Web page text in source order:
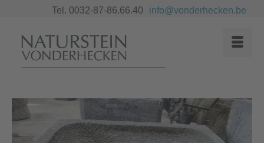
Tel. 0032-87-86.66.40 info@vonderhecken.be